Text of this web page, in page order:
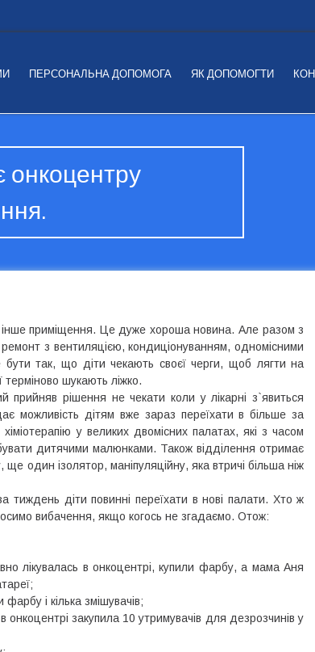
ПЕРСОНАЛЬНА ДОПОМОГА ЯК ДОПОМОГТИ
онкоцентру
інше приміщення. Це дуже хороша новина. Але разом з
з вентиляцією, кондиціонуванням, одномісними
бути так, що діти чекають своєї черги, щоб лягти на
терміново шукають ліжко.
прийняв рішення не чекати коли у лікарні з`явиться
можливість дітям вже зараз переїхати в більше за
у великих двомісних палатах, які з часом
дитячими малюнками. Також відділення отримає
ще один ізолятор, маніпуляційну, яка втричі більша ніж
тиждень діти повинні переїхати в нові палати. Хто ж
вибачення, якщо когось не згадаємо. Отож:
лікувалась в онкоцентрі, купили фарбу, а мама Аня
і кілька змішувачів;
закупила 10 утримувачів для дезрозчинів у